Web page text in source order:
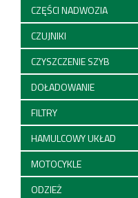
CZĘŚCI NADWOZIA
CZUJNIKI
CZYSZCZENIE SZYB
DOŁADOWANIE
FILTRY
HAMULCOWY UKŁAD
MOTOCYKLE
ODZIEŻ